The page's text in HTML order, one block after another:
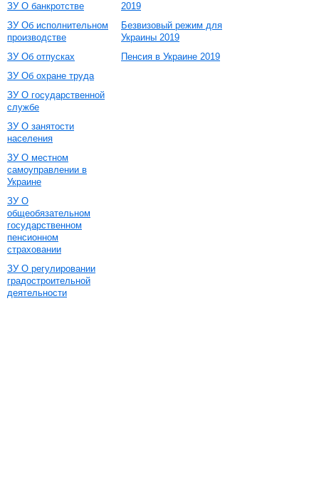
ЗУ О банкротстве
ЗУ Об исполнительном
производстве
ЗУ Об отпусках
ЗУ Об охране труда
ЗУ О государственной
службе
ЗУ О занятости
населения
ЗУ О местном
самоуправлении в
Украине
ЗУ О
общеобязательном
государственном
пенсионном
страховании
ЗУ О регулировании
градостроительной
деятельности
2019
Безвизовый режим для
Украины 2019
Пенсия в Украине 2019